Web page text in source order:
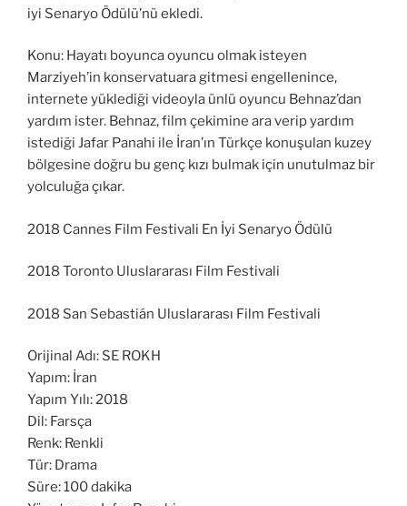
iyi Senaryo Ödülü’nü ekledi.
Konu: Hayatı boyunca oyuncu olmak isteyen
Marziyeh’in konservatuara gitmesi engellenince,
internete yüklediği videoyla ünlü oyuncu Behnaz’dan
yardım ister. Behnaz, film çekimine ara verip yardım
istediği Jafar Panahi ile İran’ın Türkçe konuşulan kuzey
bölgesine doğru bu genç kızı bulmak için unutulmaz bir
yolculuğa çıkar.
2018 Cannes Film Festivali En İyi Senaryo Ödülü
2018 Toronto Uluslararası Film Festivali
2018 San Sebastián Uluslararası Film Festivali
Orijinal Adı: SE ROKH
Yapım: İran
Yapım Yılı: 2018
Dil: Farsça
Renk: Renkli
Tür: Drama
Süre: 100 dakika